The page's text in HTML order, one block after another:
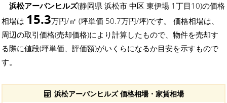
浜松アーバンヒルズ(静岡県 浜松市 中区 東伊場 1丁目10)の価格
相場は 15.3万円/㎡ (坪単価 50.7万円/坪)です。 価格相場は、
周辺の取引価格(売却価格)により計算したもので、物件を売却す
る際に値段(坪単価、評価額)がいくらになるか目安を示すもので
す。
浜松アーバンヒルズ 価格相場・家賃相場